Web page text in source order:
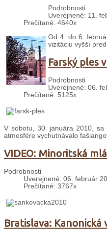
Podrobnosti
Uverejnené: 11.
Prečítané: 4640x
Od 4. do 6.
vizitáciu vyšší
Farský ples
Podrobnosti
Uverejnené: 06.
Prečítané: 5125x
V sobotu, 30. januára 2010, sa
atmosfére vychutnávalo
VIDEO: Minoritská
Podrobnosti
Uverejnené: 06. február
Prečítané: 3767x
Bratislava: Kanonická